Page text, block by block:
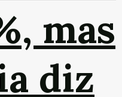
mas
diz